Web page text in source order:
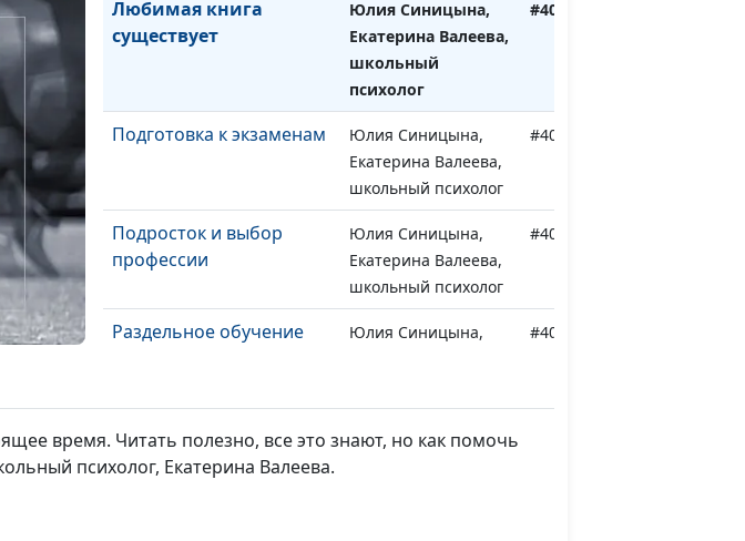
Любимая книга
существует
Юлия Синицына,
Екатерина Валеева,
школьный
психолог
#403
Подготовка к экзаменам
Юлия Синицына,
Екатерина Валеева,
школьный психолог
#402
Подросток и выбор
профессии
Юлия Синицына,
Екатерина Валеева,
школьный психолог
#401
Раздельное обучение
Юлия Синицына,
#400
Успех с детства
время. Читать полезно, все это знают, но как помочь
психолог, Екатерина Валеева.